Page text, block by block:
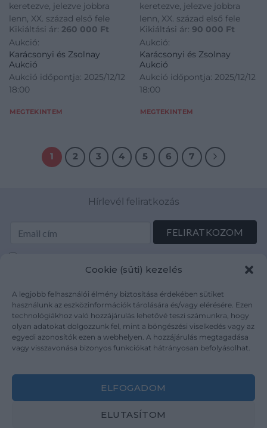
Cookie (süti) kezelés
A legjobb felhasználói élmény biztosítása érdekében sütiket
használunk az eszközinformációk tárolására és/vagy elérésére. Ezen
technológiákhoz való hozzájárulás lehetővé teszi számunkra, hogy
olyan adatokat dolgozzunk fel, mint a böngészési viselkedés vagy az
egyedi azonosítók ezen a webhelyen. A hozzájárulás megtagadása
vagy visszavonása bizonyos funkciókat hátrányosan befolyásolhat.
ELFOGADOM
ELUTASÍTOM
keretezve, jelezve jobbra
lenn, XX. század első fele
Kikiáltási ár: 260 000 Ft
Aukció:
Karácsonyi és Zsolnay
Aukció
Aukció időpontja: 2025/12/12
18:00
MEGTEKINTEM
keretezve, jelezve jobbra
lenn, XX. század első fele
Kikiáltási ár: 90 000 Ft
Aukció:
Karácsonyi és Zsolnay
Aukció
Aukció időpontja: 2025/12/12
18:00
MEGTEKINTEM
1 2 3 4 5 6 7
Hírlevél feliratkozás
mutargy.com/adatkezelesi-tajekoztato/
Rólunk
Médiaajánlat
Karrier
Kapcsolat
Áraink
ÁSZF
Adatvédelem
Impresszum
Kövesse a műtárgy.com-ot